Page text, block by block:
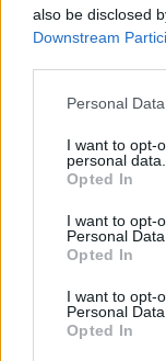
also be disclosed
Downstream
Please note that
not limited to your
grant or deny
use your data for
consent section.
Personal
I want to opt-
personal data.
Opted In
I want to opt-
Personal Data.
Opted In
I want to opt-
Personal
Opted In